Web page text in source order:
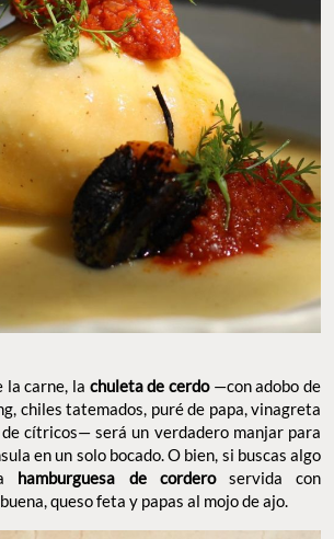
la carne, la chuleta de cerdo—con adobo de
chiles tatemados, puré de papa, vinagreta
cítricos— será un verdadero manjar para
en un solo bocado. O bien, si buscas algo
hamburguesa de corderoservida con
queso feta y papas al mojo de ajo.